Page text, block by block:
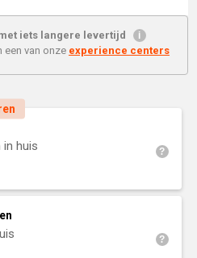
iets langere levertijd
een van onze experience centers
in huis